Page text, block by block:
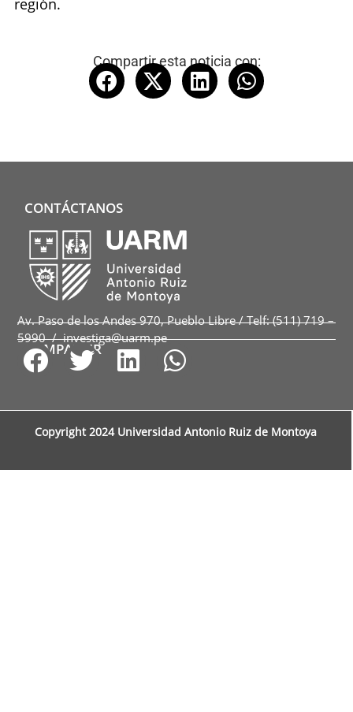
Compartir esta noticia con:
CONTÁCTANOS
Av. Paso de los Andes 970, Pueblo Libre / Telf: (511) 719 –
5990 / investiga@uarm.pe
COMPARTIR
Copyright 2024 Universidad Antonio Ruiz de Montoya